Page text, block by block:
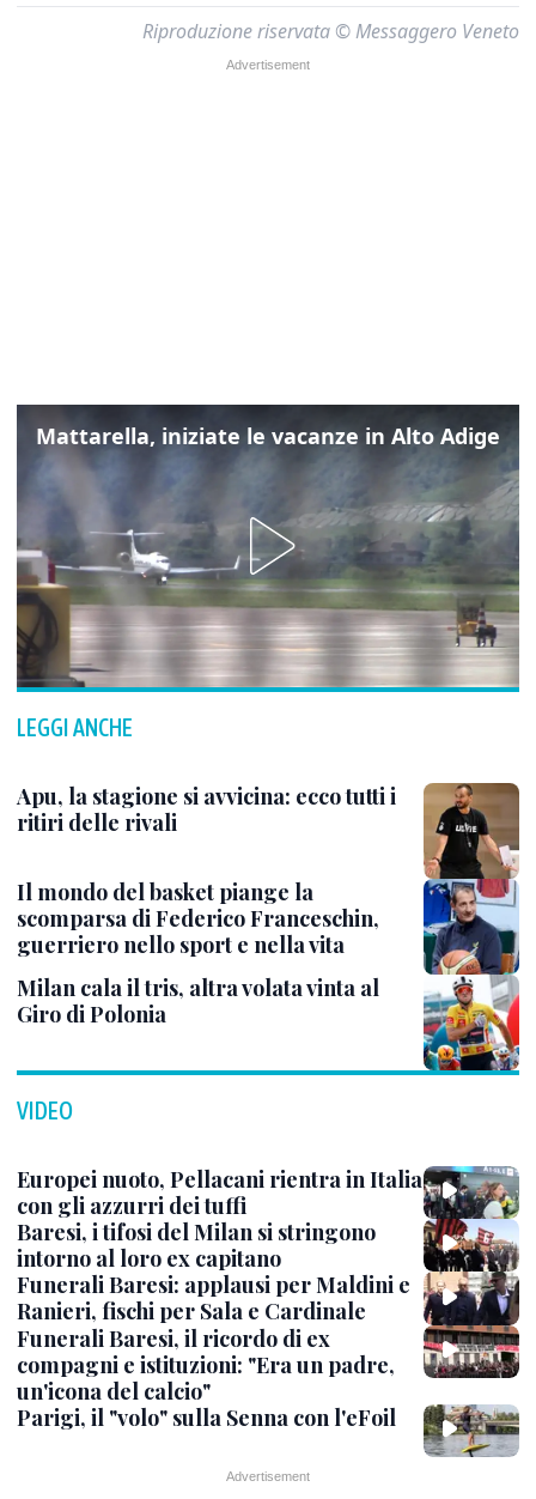
Riproduzione riservata © Messaggero Veneto
Mattarella, iniziate le vacanze in Alto Adige
LEGGI ANCHE
Apu, la stagione si avvicina: ecco tutti i
ritiri delle rivali
Il mondo del basket piange la
scomparsa di Federico Franceschin,
guerriero nello sport e nella vita
Milan cala il tris, altra volata vinta al
Giro di Polonia
VIDEO
Europei nuoto, Pellacani rientra in Italia
con gli azzurri dei tuffi
Baresi, i tifosi del Milan si stringono
intorno al loro ex capitano
Funerali Baresi: applausi per Maldini e
Ranieri, fischi per Sala e Cardinale
Funerali Baresi, il ricordo di ex
compagni e istituzioni: "Era un padre,
un'icona del calcio"
Parigi, il "volo" sulla Senna con l'eFoil